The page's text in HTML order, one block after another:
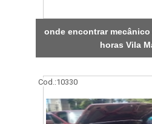
onde encontrar
horas Vila
Cod.:10330